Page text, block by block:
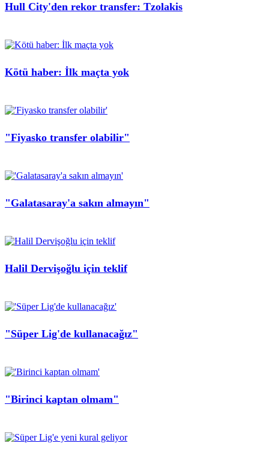
Hull City'den rekor transfer: Tzolakis
Kötü haber: İlk maçta yok
"Fiyasko transfer olabilir"
"Galatasaray'a sakın almayın"
Halil Dervişoğlu için teklif
"Süper Lig'de kullanacağız"
"Birinci kaptan olmam"